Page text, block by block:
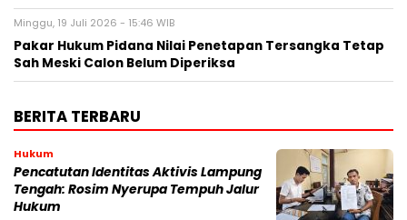
Minggu, 19 Juli 2026 - 15:46 WIB
Pakar Hukum Pidana Nilai Penetapan Tersangka Tetap
Sah Meski Calon Belum Diperiksa
BERITA TERBARU
Hukum
Pencatutan Identitas Aktivis Lampung
Tengah: Rosim Nyerupa Tempuh Jalur
Hukum